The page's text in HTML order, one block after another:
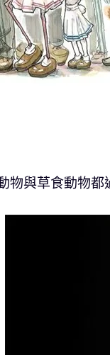
物與草食動物